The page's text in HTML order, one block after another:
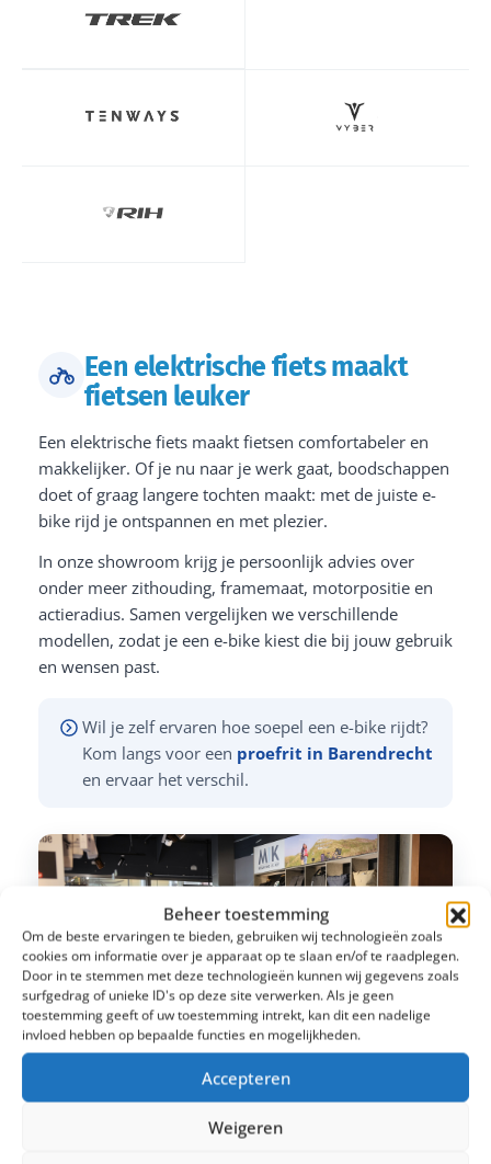
Beheer toestemming
Om de beste ervaringen te bieden, gebruiken wij technologieën zoals
cookies om informatie over je apparaat op te slaan en/of te raadplegen.
Door in te stemmen met deze technologieën kunnen wij gegevens zoals
surfgedrag of unieke ID's op deze site verwerken. Als je geen
toestemming geeft of uw toestemming intrekt, kan dit een nadelige
invloed hebben op bepaalde functies en mogelijkheden.
Accepteren
Weigeren
Een elektrische fiets maakt
fietsen leuker
Een elektrische fiets maakt fietsen comfortabeler en
makkelijker. Of je nu naar je werk gaat, boodschappen
doet of graag langere tochten maakt: met de juiste e-
bike rijd je ontspannen en met plezier.
In onze showroom krijg je persoonlijk advies over
onder meer zithouding, framemaat, motorpositie en
actieradius. Samen vergelijken we verschillende
modellen, zodat je een e-bike kiest die bij jouw gebruik
en wensen past.
Wil je zelf ervaren hoe soepel een e-bike rijdt?
Kom langs voor een proefrit in Barendrecht
en ervaar het verschil.